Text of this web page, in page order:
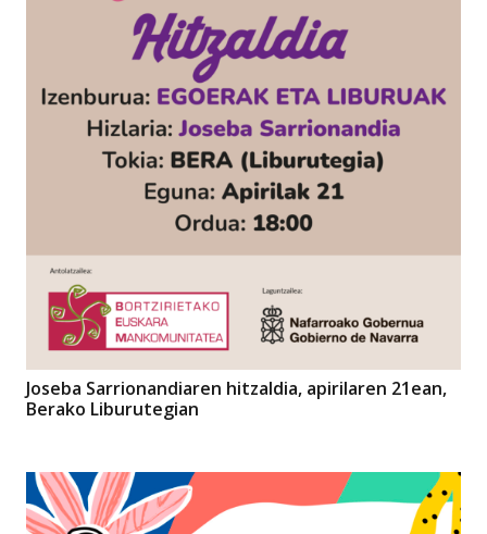
Joseba Sarrionandiaren hitzaldia, apirilaren 21ean,
Berako Liburutegian